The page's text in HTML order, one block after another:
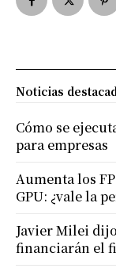
Noticias
Cómo se
para empresas
Aumenta los
GPU: ¿vale la
Javier Milei
financiarán el